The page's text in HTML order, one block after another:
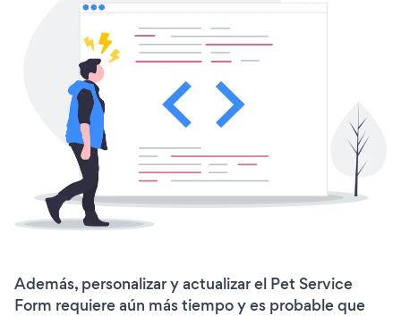
Además, personalizar y actualizar el Pet Service
Form requiere aún más tiempo y es probable que